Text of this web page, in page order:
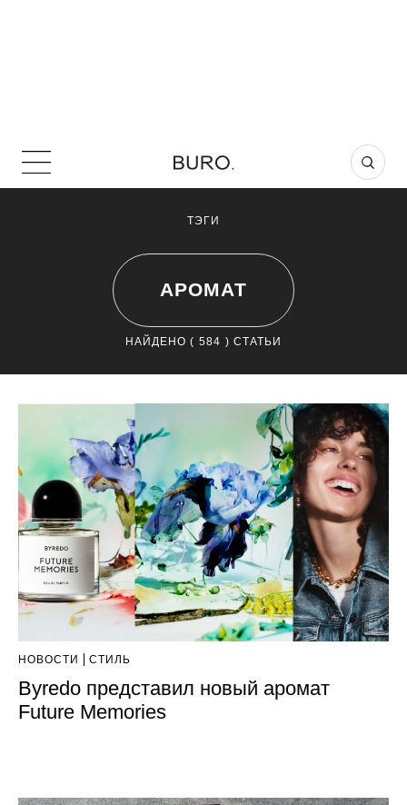
ТЭГИ
АРОМАТ
НАЙДЕНО ( 584 ) СТАТЬИ
НОВОСТИ СТИЛЬ
Byredo представил новый аромат
Future Memories